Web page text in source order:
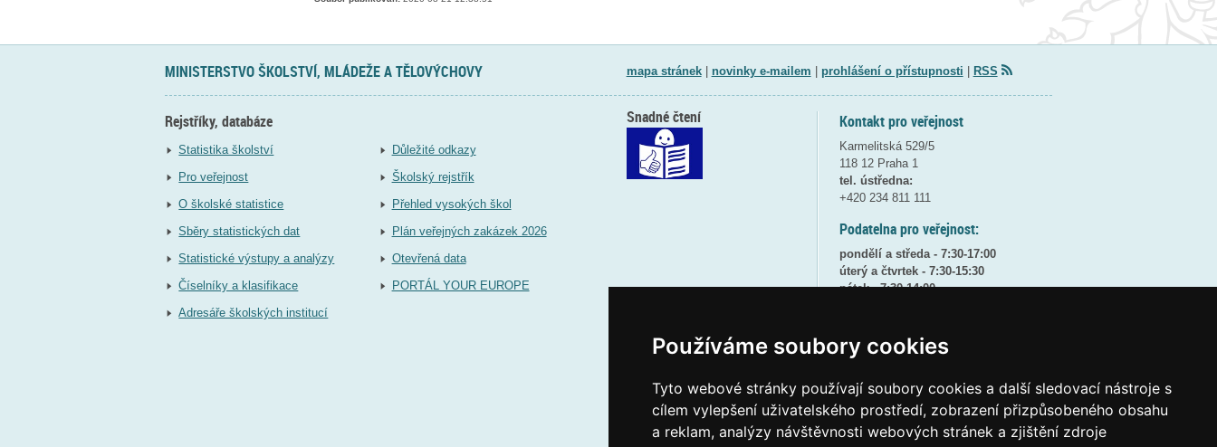
Používáme soubory cookies
Tyto webové stránky používají soubory cookies a další sledovací nástroje s
cílem vylepšení uživatelského prostředí, zobrazení přizpůsobeného obsahu
a reklam, analýzy návštěvnosti webových stránek a zjištění zdroje
MINISTERSTVO ŠKOLSTVÍ, MLÁDEŽE A TĚLOVÝCHOVY mapa stránek| novinky e-mailem prohlášení o přístupnosti RSS
Rejstříky, databáze
Statistika školství
Pro veřejnost
O školské statistice
Sběry statistických dat
Statistické výstupy a analýzy
Číselníky a klasifikace
Adresáře školských institucí
Důležité odkazy
Školský rejstřík
Přehled vysokých škol
Plán veřejných zakázek 2026
Otevřená data
PORTÁL YOUR EUROPE
Kontakt pro veřejnost
Karmelitská 529/5
118 12 Praha 1
tel. ústředna:
+420 234 811 111
Podatelna pro veřejnost:
pondělí a středa - 7:30-17:00
úterý a čtvrtek - 7:30-15:30
pátek - 7:30-14:00
(více informacíZDE)
posta@msmtgovcz
ID datové schránky: vidaawt
Snadné čtení